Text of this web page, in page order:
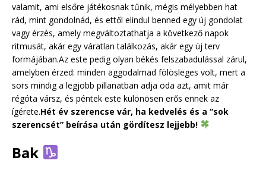
valamit, ami elsőre játékosnak tűnik, mégis mélyebben hat
rád, mint gondolnád, és ettől elindul benned egy új gondolat
vagy érzés, amely megváltoztathatja a következő napok
ritmusát, akár egy váratlan találkozás, akár egy új terv
formájában.Az este pedig olyan békés felszabadulással zárul,
amelyben érzed: minden aggodalmad fölösleges volt, mert a
sors mindig a legjobb pillanatban adja oda azt, amit már
régóta vársz, és péntek este különösen erős ennek az
ígérete.Hét év szerencse vár, ha kedvelés és a “sok
szerencsét” beírása után gördítesz lejjebb!
Bak